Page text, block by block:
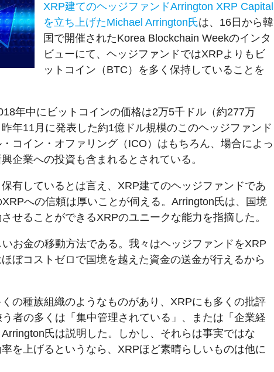
XRP建てのヘッジファンドArrington XRP Capital
を立ち上げたMichael Arrington氏は、16日から韓
国で開催されたKorea Blockchain Weekのインタ
ビューにて、ヘッジファンドではXRPよりもビ
ットコイン（BTC）を多く保持していることを
年中にビットコインの価格は2万5千ドル（約277万
年11月に発表した約1億ドル規模のこのヘッジファンド
コイン・オファリング（ICO）はもちろん、場合によっ
企業への投資も含まれるとされている。
有しているとは言え、XRP建てのヘッジファンドであ
への信頼は厚いことが伺える。Arrington氏は、国境
せることができるXRPのユニークな能力を指摘した。
いお金の移動方法である。我々はヘッジファンドをXRP
ぼコストゼロで国境を越えた資金の送金が行えるから
の種族組織のようなものがあり、XRPにも多くの批評
者の多くは「集中管理されている」、または「企業経
氏は説明した。しかし、それらは事実ではな
を上げるというなら、XRPほど素晴らしいものは他に